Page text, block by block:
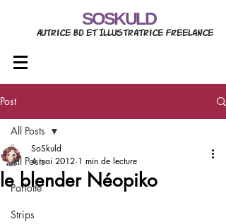
SOSKULD
Autrice BD et Illustratrice freelance
Post
All Posts
Parlotte
Strips
All Posts
le blender Néopiko
SoSkuld
4 mai 2012 1 min de lecture